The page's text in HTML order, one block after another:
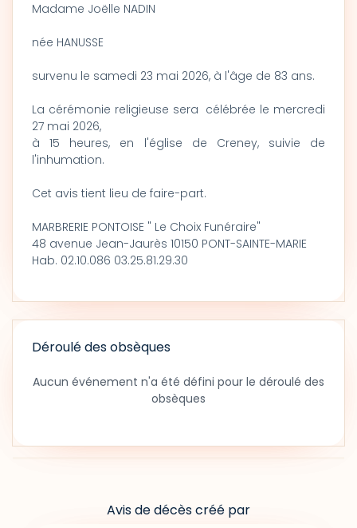
Madame Joëlle NADIN
née HANUSSE
survenu le samedi 23 mai 2026, à l'âge de 83 ans.
La cérémonie religieuse sera célébrée le mercredi
27 mai 2026,
à 15 heures, en l'église de Creney, suivie de
l'inhumation.
Cet avis tient lieu de faire-part.
MARBRERIE PONTOISE " Le Choix Funéraire"
48 avenue Jean-Jaurès 10150 PONT-SAINTE-MARIE
Hab. 02.10.086 03.25.81.29.30
Déroulé des obsèques
Aucun événement n'a été défini pour le déroulé des
obsèques
Avis de décès créé par